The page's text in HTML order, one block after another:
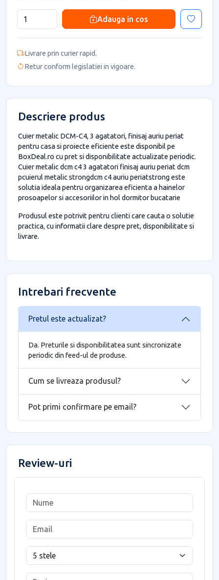
Adauga in cos
Livrare prin curier rapid.
Retur conform legislatiei in vigoare.
Descriere produs
Cuier metalic DCM-C4, 3 agatatori, finisaj auriu periat
pentru casa si proiecte eficiente este disponibil pe
BoxDeal.ro cu pret si disponibilitate actualizate periodic.
Cuier metalic dcm c4 3 agatatori finisaj auriu periat dcm
pcuierul metalic strongdcm c4 auriu periatstrong este
solutia ideala pentru organizarea eficienta a hainelor
prosoapelor si accesoriilor in hol dormitor bucatarie
Produsul este potrivit pentru clienti care cauta o solutie
practica, cu informatii clare despre pret, disponibilitate si
livrare.
Intrebari frecvente
Pretul este actualizat?
Da. Preturile si disponibilitatea sunt sincronizate
periodic din feed-ul de produse.
Cum se livreaza produsul?
Pot primi confirmare pe email?
Review-uri